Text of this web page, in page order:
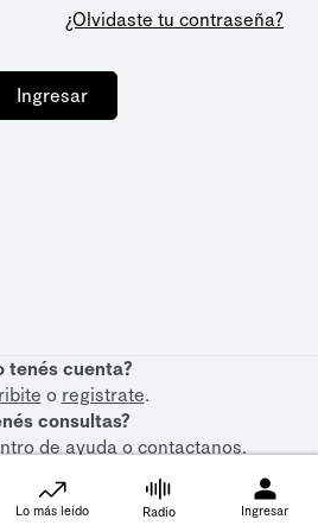
¿Olvidaste tu contraseña?
Ingresar
tenés cuenta?
o registrate.
consultas?
de ayudaocontactanos.
Lo más leído Radio Ingresar